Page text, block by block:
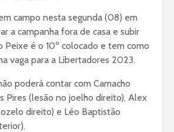
campo nesta segunda (08) em
a campanha fora de casa e subir
Peixe é o 10º colocado e tem como
vaga para a Libertadores 2023.
poderá contar com Camacho
Pires (lesão no joelho direito), Alex
direito) e Léo Baptistão